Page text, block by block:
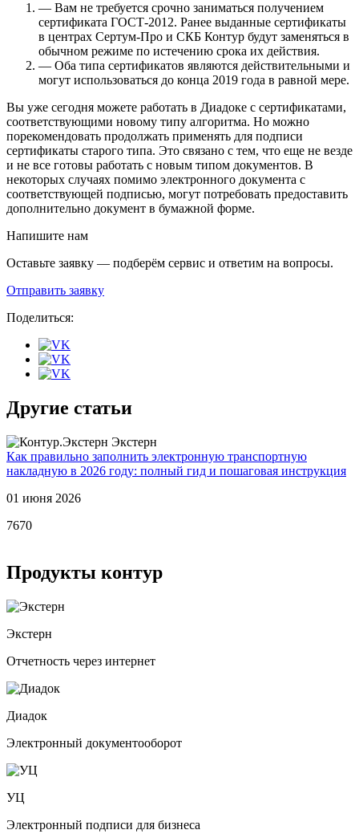
— Вам не требуется срочно заниматься получением
сертификата ГОСТ-2012. Ранее выданные сертификаты
в центрах Сертум-Про и СКБ Контур будут заменяться в
обычном режиме по истечению срока их действия.
— Оба типа сертификатов являются действительными и
могут использоваться до конца 2019 года в равной мере.
Вы уже сегодня можете работать в Диадоке с сертификатами,
соответствующими новому типу алгоритма. Но можно
порекомендовать продолжать применять для подписи
сертификаты старого типа. Это связано с тем, что еще не везде
и не все готовы работать с новым типом документов. В
некоторых случаях помимо электронного документа с
соответствующей подписью, могут потребовать предоставить
дополнительно документ в бумажной форме.
Напишите нам
Оставьте заявку — подберём сервис и ответим на вопросы.
Отправить заявку
Поделиться:
Другие статьи
Экстерн
Как правильно заполнить электронную транспортную
накладную в 2026 году: полный гид и пошаговая инструкция
01 июня 2026
7670
Продукты контур
Экстерн
Отчетность через интернет
Диадок
Электронный документооборот
УЦ
Электронный подписи для бизнеса